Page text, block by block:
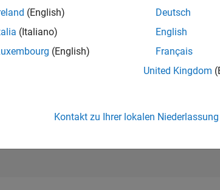
(English)
(Italiano)
(English)
Deutsch
English
Français
United Kingdom
Kontakt zu Ihrer lokalen Niederlassung